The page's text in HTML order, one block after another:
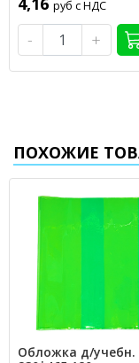
руб с НДС
- +
ПОХОЖИЕ
Обложка д/учебн.